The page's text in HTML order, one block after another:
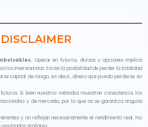
Operar en futuros, divisas y opciones implica
los inversionistas. Existe la posibilidad de perder la totalidad
capital de riesgo, es decir, dinero que pueda perderse sin
Si bien nuestros métodos muestran consistencia, los
y de mercado, por lo que no se garantiza ninguna
y no reflejan necesariamente el rendimiento real. No